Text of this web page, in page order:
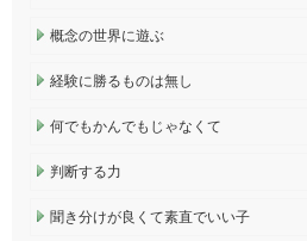
概念の世界に遊ぶ
経験に勝るものは無し
何でもかんでもじゃなくて
判断する力
聞き分けが良くて素直でいい子